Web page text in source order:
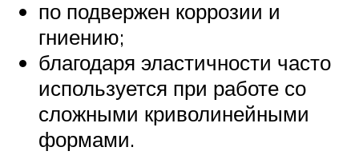
по подвержен коррозии и
гниению;
благодаря эластичности часто
используется при работе со
сложными криволинейными
формами.